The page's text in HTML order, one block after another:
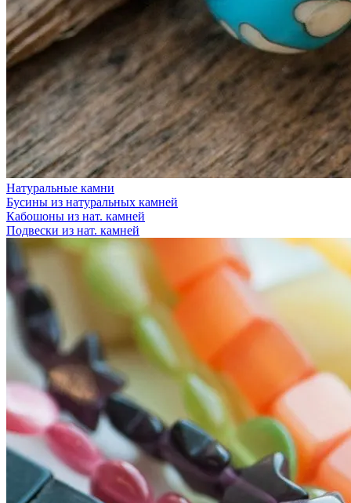
Натуральные камни
Бусины из натуральных камней
Кабошоны из нат. камней
Подвески из нат. камней